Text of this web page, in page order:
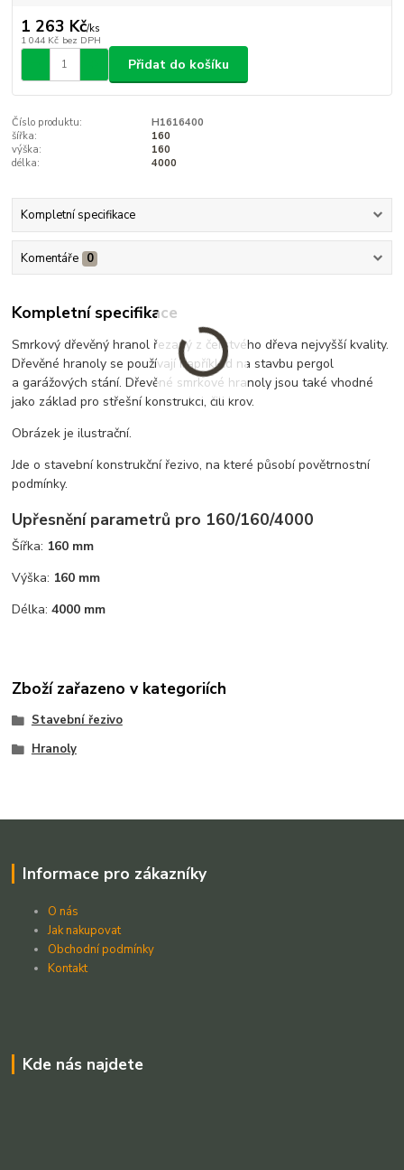
1 263 Kč/ks
1 044 Kč bez DPH
Přidat do košíku
Číslo produktu:
H1616400
šířka:
160
výška:
160
délka:
4000
Kompletní specifikace
Komentáře 0
Kompletní specifikace
Smrkový dřevěný hranol řezaný z čerstvého dřeva nejvyšší kvality.
Dřevěné hranoly se používají například na stavbu pergol
a garážových stání. Dřevěné smrkové hranoly jsou také vhodné
jako základ pro střešní konstrukci, čili krov.
Obrázek je ilustrační.
Jde o stavební konstrukční řezivo, na které působí povětrnostní
podmínky.
Upřesnění parametrů pro 160/160/4000
Šířka: 160 mm
Výška: 160 mm
Délka:4000 mm
Zboží zařazeno v kategoriích
Stavební řezivo
Hranoly
Informace pro zákazníky
O nás
Jak nakupovat
Obchodní podmínky
Kontakt
Kde nás najdete